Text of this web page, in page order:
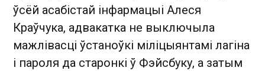
ўсёй асабістай інфармацыі Алеся
Краўчука, адвакатка не выключыла
мажлівасці ўстаноўкі міліцыянтамі лагіна
і пароля да старонкі ў Фэйсбуку, а затым